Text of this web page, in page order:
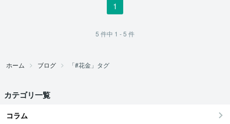
1
5 件中 1 - 5 件
ホーム ブログ 「#花金」タグ
カテゴリ一覧
コラム